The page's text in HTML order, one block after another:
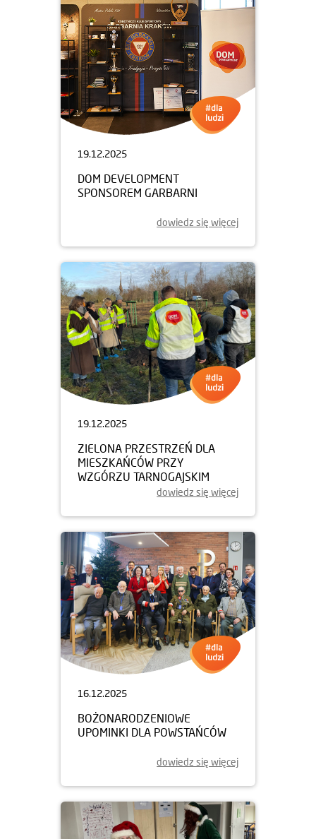
19.12.2025
DOM DEVELOPMENT
SPONSOREM GARBARNI
dowiedz się więcej
19.12.2025
ZIELONA PRZESTRZEŃ DLA
MIESZKAŃCÓW PRZY
WZGÓRZU TARNOGAJSKIM
dowiedz się więcej
16.12.2025
BOŻONARODZENIOWE
UPOMINKI DLA POWSTAŃCÓW
dowiedz się więcej